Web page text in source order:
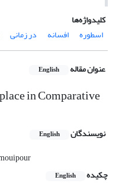
کلیدواژه‌ها
اسطوره
افسانه در زمانی
عنوان مقاله English
in Comparative
نویسندگان English
چکیده
English